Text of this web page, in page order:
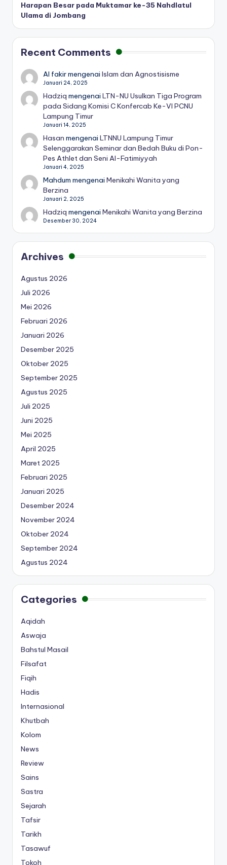
Harapan Besar pada Muktamar ke-35 Nahdlatul
Ulama di Jombang
Recent Comments
Al fakirmengenaiIslam dan Agnostisisme
Januari 24, 2025
Hadziq mengenaiLTN-NU Usulkan Tiga Program
pada Sidang Komisi C Konfercab Ke-VI PCNU
Lampung Timur
Januari 14, 2025
Hasan mengenaiLTNNU Lampung Timur
Selenggarakan Seminar dan Bedah Buku di Pon-
Pes Athlet dan Seni Al-Fatimiyyah
Januari 4, 2025
Mahdum mengenaiMenikahi Wanita yang
Berzina
Januari 2, 2025
Hadziq mengenaiMenikahi Wanita yang Berzina
Desember 30, 2024
Archives
Agustus 2026
Juli 2026
Mei 2026
Februari 2026
Januari 2026
Desember 2025
Oktober 2025
September 2025
Agustus 2025
Juli 2025
Juni 2025
Mei 2025
April 2025
Maret 2025
Februari 2025
Januari 2025
Desember 2024
November 2024
Oktober 2024
September 2024
Agustus 2024
Categories
Aqidah
Aswaja
Bahstul Masail
Filsafat
Fiqih
Hadis
Internasional
Khutbah
Kolom
News
Review
Sains
Sastra
Sejarah
Tafsir
Tarikh
Tasawuf
Tokoh